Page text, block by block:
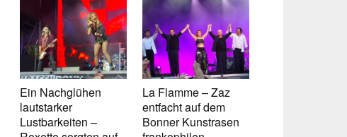
Ein Nachglühen
lautstarker
Lustbarkeiten –
La Flamme – Zaz
entfacht auf dem
Bonner Kunstrasen